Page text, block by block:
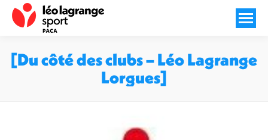
[Du côté des clubs – Léo Lagrange
Lorgues]